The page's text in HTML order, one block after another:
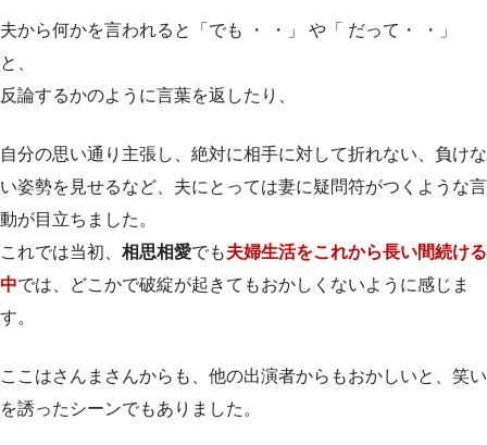
夫から何かを言われると「でも ・ ・」 や「 だって・ ・」
と、
反論するかのように言葉を返したり、
自分の思い通り主張し、絶対に相手に対して折れない、負けな
い姿勢を見せるなど、夫にとっては妻に疑問符がつくような言
動が目立ちました。
これでは当初、 相思相愛でも夫婦生活をこれから長い間続ける
中では、どこかで破綻が起きてもおかしくないように感じま
す。
ここはさんまさんからも、他の出演者からもおかしいと、笑い
を誘ったシーンでもありました。